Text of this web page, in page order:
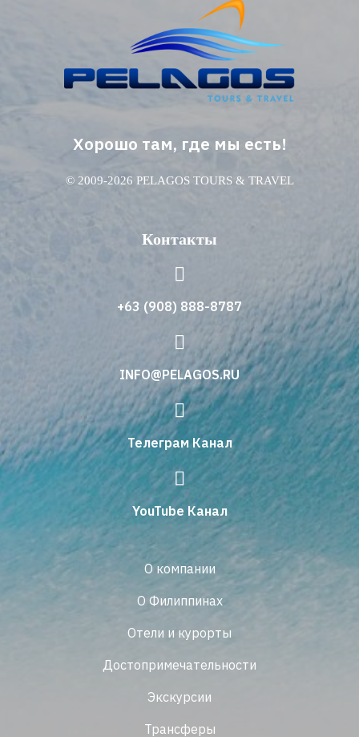
Хорошо там, где мы есть!
© 2009-2026 PELAGOS TOURS & TRAVEL
Контакты
+63 (908) 888-8787
INFO@PELAGOS.RU
Телеграм Канал
YouTube Канал
О компании
О Филиппинах
Отели и курорты
Достопримечательности
Экскурсии
Трансферы